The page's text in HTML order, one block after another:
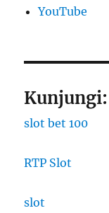
YouTube
Kunjungi:
slot bet 100
RTP Slot
slot